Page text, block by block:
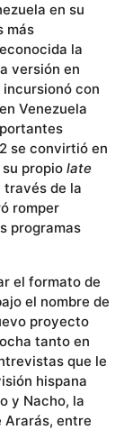
en su
más
la
versión en
incursionó con
Venezuela
se convirtió en
propio late
través de la
romper
programas
el formato de
el nombre de
proyecto
tanto en
que le
hispana
y Nacho, la
Ararás, entre